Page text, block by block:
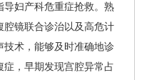
导妇产科危重症抢救。熟
镜联合诊治以及高危计
术，能够及时准确地诊
，早期发现宫腔异常占